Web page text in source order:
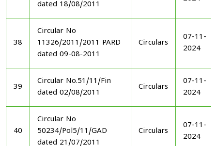
dated 18/08/2011
38
Circular No
11326/2011/2011 PARD
dated 09-08-2011
Circulars
07-11-
2024
39
Circular No.51/11/Fin
dated 02/08/2011
Circulars
07-11-
2024
40
Circular No
50234/Pol5/11/GAD
dated 21/07/2011
Circulars
07-11-
2024